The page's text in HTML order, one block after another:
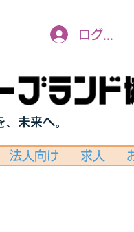
未来へ。
ログイン
法人向け 求人